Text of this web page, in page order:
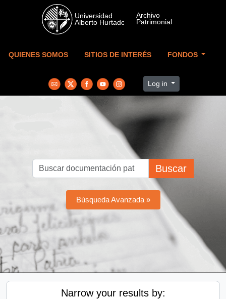
Skip to main content
QUIENES SOMOS SITIOS DE INTERÉS FONDOS
Log in
Buscar
Búsqueda Avanzada »
Narrow your results by: